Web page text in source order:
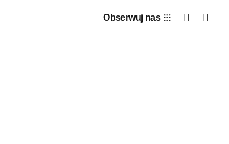
Obserwuj nas